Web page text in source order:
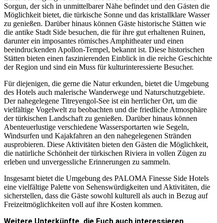
Sorgun, der sich in unmittelbarer Nähe befindet und den Gästen die
Möglichkeit bietet, die türkische Sonne und das kristallklare Wasser
zu genießen. Darüber hinaus können Gäste historische Stätten wie
die antike Stadt Side besuchen, die für ihre gut erhaltenen Ruinen,
darunter ein imposantes römisches Amphitheater und einen
beeindruckenden Apollon-Tempel, bekannt ist. Diese historischen
Stätten bieten einen faszinierenden Einblick in die reiche Geschichte
der Region und sind ein Muss für kulturinteressierte Besucher.
Für diejenigen, die gerne die Natur erkunden, bietet die Umgebung
des Hotels auch malerische Wanderwege und Naturschutzgebiete.
Der nahegelegene Titreyengol-See ist ein herrlicher Ort, um die
vielfältige Vogelwelt zu beobachten und die friedliche Atmosphäre
der türkischen Landschaft zu genießen. Darüber hinaus können
Abenteuerlustige verschiedene Wassersportarten wie Segeln,
Windsurfen und Kajakfahren an den nahegelegenen Stränden
ausprobieren. Diese Aktivitäten bieten den Gästen die Möglichkeit,
die natürliche Schönheit der türkischen Riviera in vollen Zügen zu
erleben und unvergessliche Erinnerungen zu sammeln.
Insgesamt bietet die Umgebung des PALOMA Finesse Side Hotels
eine vielfältige Palette von Sehenswürdigkeiten und Aktivitäten, die
sicherstellen, dass die Gäste sowohl kulturell als auch in Bezug auf
Freizeitmöglichkeiten voll auf ihre Kosten kommen.